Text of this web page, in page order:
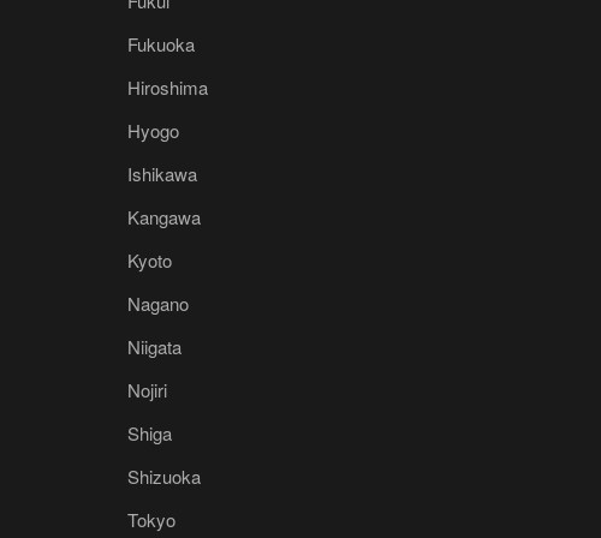
Fukuoka
Hiroshima
Hyogo
Ishikawa
Kangawa
Kyoto
Nagano
Niigata
Nojiri
Shiga
Shizuoka
Tokyo